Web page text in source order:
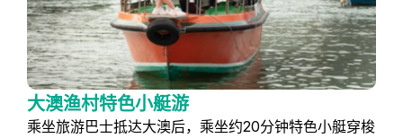
大澳渔村特色小艇游
乘坐旅游巴士抵达大澳后，乘坐约20分钟特色小艇穿梭